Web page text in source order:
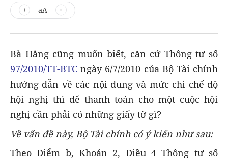
aA
Bà Hằng cũng muốn biết, căn cứ Thông tư số
97/2010/TT-BTC ngày 6/7/2010 của Bộ Tài chính
hướng dẫn về các nội dung và mức chi chế độ
hội nghị thì để thanh toán cho một cuộc hội
nghị cần phải có những giấy tờ gì?
Về vấn đề này, Bộ Tài chính có ý kiến như sau:
Theo Điểm b, Khoản 2, Điều 4 Thông tư số